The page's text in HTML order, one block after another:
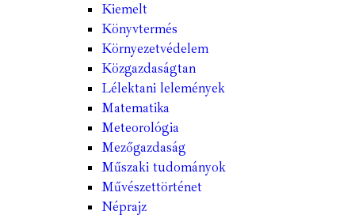
Kiemelt
Könyvtermés
Környezetvédelem
Közgazdaságtan
Lélektani lelemények
Matematika
Meteorológia
Mezőgazdaság
Műszaki tudományok
Művészettörténet
Néprajz